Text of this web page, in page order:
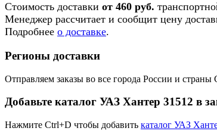
Стоимость доставки от 460 руб.
Менеджер рассчитает и сообщит цену
Подробнее о доставке.
Регионы доставки
Отправляем заказы во все города России и страны
Добавьте каталог УАЗ Хантер 31512 в
Нажмите Ctrl+D чтобы добавить каталог УАЗ